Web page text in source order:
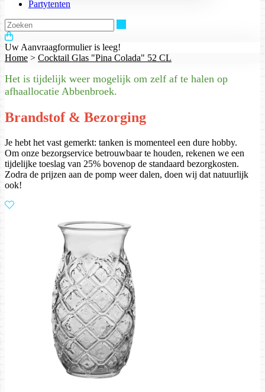
Partytenten
Uw Aanvraagformulier is leeg!
Home > Cocktail Glas "Pina Colada" 52 CL
Het is tijdelijk weer mogelijk om zelf af te halen op
afhaallocatie Abbenbroek.
Brandstof & Bezorging
Je hebt het vast gemerkt: tanken is momenteel een dure hobby.
Om onze bezorgservice betrouwbaar te houden, rekenen we een
tijdelijke toeslag van 25% bovenop de standaard bezorgkosten.
Zodra de prijzen aan de pomp weer dalen, doen wij dat natuurlijk
ook!